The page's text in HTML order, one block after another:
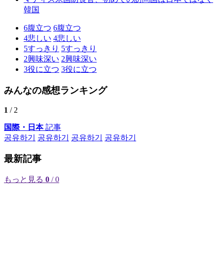
韓国
6腹立つ 6腹立つ
4悲しい 4悲しい
5すっきり 5すっきり
2興味深い 2興味深い
3役に立つ 3役に立つ
みんなの感想ランキング
1 / 2
国際・日本記事
공유하기
공유하기 공유하기 공유하기
最新記事
もっと見る 0 / 0